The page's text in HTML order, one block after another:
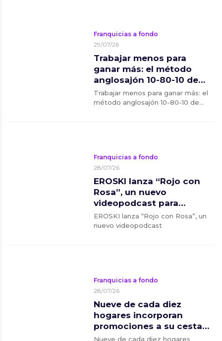
Franquicias a fondo
29/07/26
Trabajar menos para
ganar más: el método
anglosajón 10-80-10 de
Idonms
Trabajar menos para ganar más: el
método anglosajón 10-80-10 de
Franquicias a fondo
28/07/26
EROSKI lanza “Rojo con
Rosa”, un nuevo
videopodcast para
reflexionar sobre los
grandes retos del
EROSKI lanza “Rojo con Rosa”, un
nuevo videopodcast
Franquicias a fondo
28/07/26
Nueve de cada diez
hogares incorporan
promociones a su cesta
de la compra durante el
Nueve de cada diez hogares